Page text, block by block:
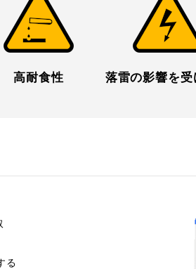
高耐食性 落雷の影響を受
る